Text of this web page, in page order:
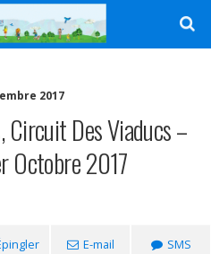
2017
Circuit Des Viaducs –
Octobre 2017
E-mail SMS